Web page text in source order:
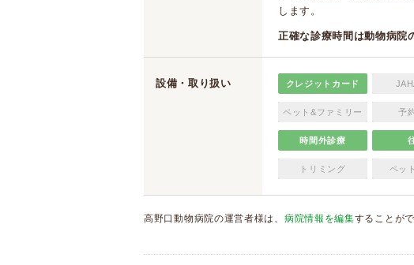
します。
正確な診療時間は動物病院
設備・取り扱い クレジットカード
ペット&ファミリー 予
時間外診療
トリミング ペッ
高野口動物病院の運営者様は、 病院情報を編集することが